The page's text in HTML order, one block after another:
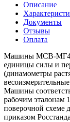
Описание
Документы
Отзывы
Оплата
Машины МСВ-МГ4
единицы силы и
(динамометры
Машины
рабочим эталонам
поверочной схеме
приказом